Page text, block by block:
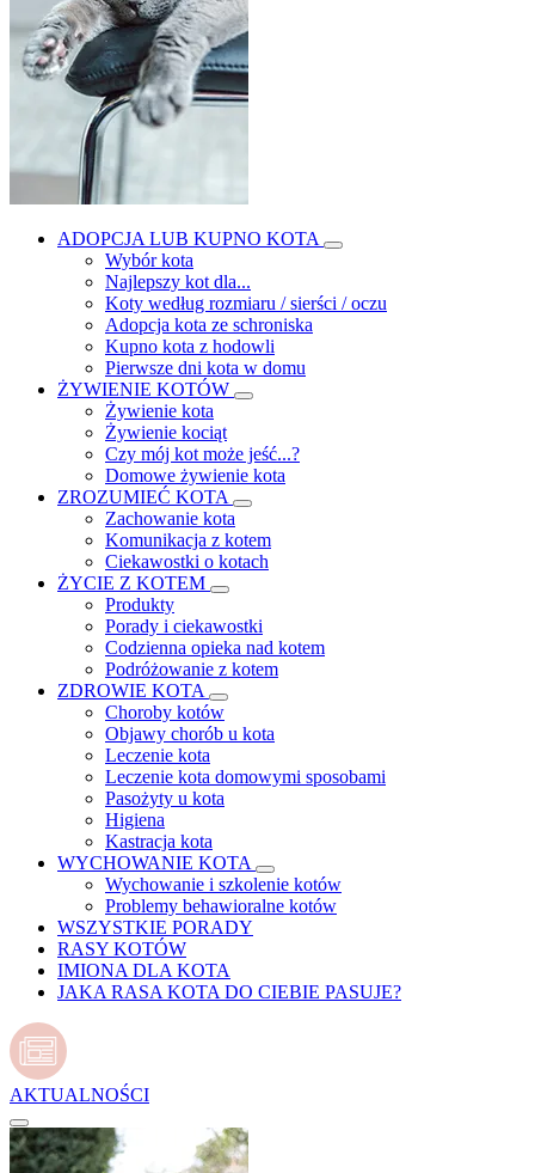
ADOPCJA LUB KUPNO KOTA
Wybór kota
Najlepszy kot dla...
Koty według rozmiaru / sierści / oczu
Adopcja kota ze schroniska
Kupno kota z hodowli
Pierwsze dni kota w domu
ŻYWIENIE KOTÓW
Żywienie kota
Żywienie kociąt
Czy mój kot może jeść...?
Domowe żywienie kota
ZROZUMIEĆ KOTA
Zachowanie kota
Komunikacja z kotem
Ciekawostki o kotach
ŻYCIE Z KOTEM
Produkty
Porady i ciekawostki
Codzienna opieka nad kotem
Podróżowanie z kotem
ZDROWIE KOTA
Choroby kotów
Objawy chorób u kota
Leczenie kota
Leczenie kota domowymi sposobami
Pasożyty u kota
Higiena
Kastracja kota
WYCHOWANIE KOTA
Wychowanie i szkolenie kotów
Problemy behawioralne kotów
WSZYSTKIE PORADY
RASY KOTÓW
IMIONA DLA KOTA
JAKA RASA KOTA DO CIEBIE PASUJE?
AKTUALNOŚCI